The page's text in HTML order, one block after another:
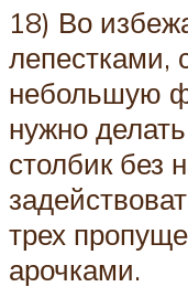
18) Во
лепестками,
небольшую
нужно
столбик без
трех
арочками.